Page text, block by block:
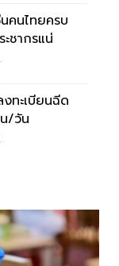
คนไทยครบ
ชากรแน่
ทะเบียนฉีด
คน/วัน